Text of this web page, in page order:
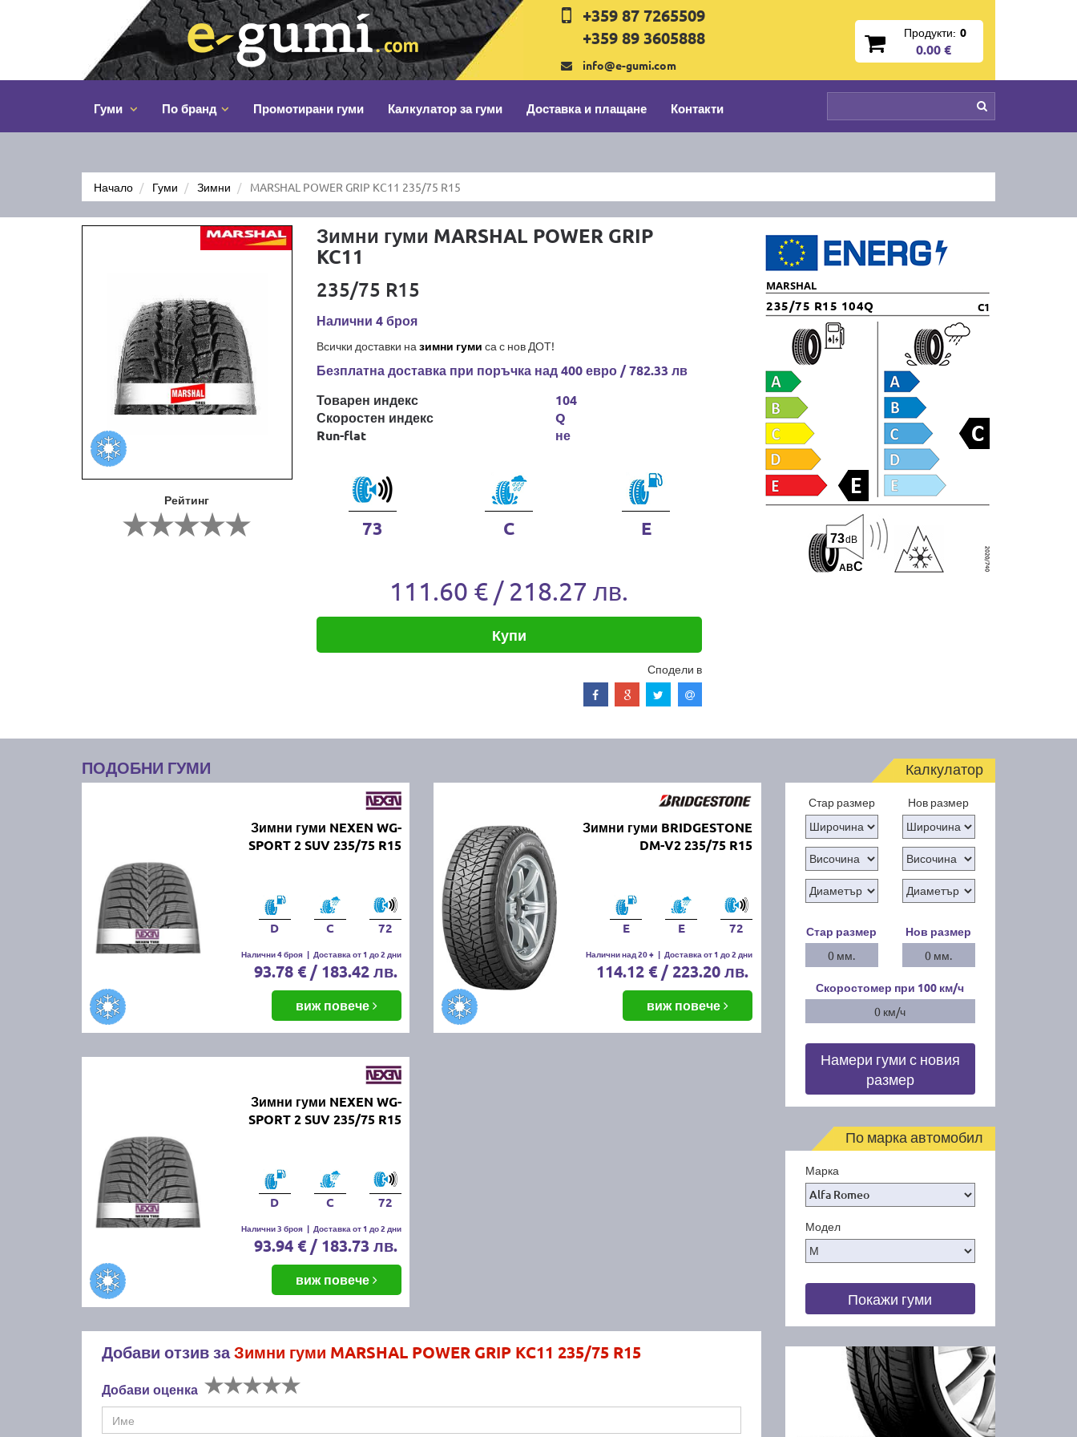
+359 87 7265509
+359 89 3605888
info@e-gumi.com
Продукти: 0
0.00 €
Гуми По бранд Промотирани гуми Калкулатор за гуми Доставка и плащане Контакти
Начало Гуми Зимни MARSHAL POWER GRIP KC11 235/75 R15
Рейтинг
Зимни гуми MARSHAL POWER GRIP
KC11
235/75 R15
Налични 4 броя
Всички доставки на зимни гуми са с нов ДОТ!
Безплатна доставка при поръчка над 400 евро / 782.33 лв
Товарен индекс
Скоростен индекс
Run-flat
104
Q
не
73 C E
111.60 € / 218.27 лв.
Купи
Сподели в
MARSHAL
235/75 R15 104Q C1
A BC
73dB
ПОДОБНИ ГУМИ
Зимни гуми NEXEN WG-
SPORT 2 SUV 235/75 R15
D C 72
Налични 4 броя | Доставка от 1 до 2 дни
93.78 € / 183.42 лв.
виж повече
Зимни гуми BRIDGESTONE
DM-V2 235/75 R15
E E 72
Налични над 20 + | Доставка от 1 до 2 дни
114.12 € / 223.20 лв.
виж повече
Зимни гуми NEXEN WG-
SPORT 2 SUV 235/75 R15
D C 72
Налични 3 броя | Доставка от 1 до 2 дни
93.94 € / 183.73 лв.
виж повече
Добави отзив заЗимни гуми MARSHAL POWER GRIP KC11 235/75 R15
Добави оценка
Калкулатор
Стар размер Нов размер
Стар размер
0 мм.
Нов размер
0 мм.
Скоростомер при 100 км/ч
0 км/ч
Намери гуми с новия
размер
По марка автомобил
Марка
Модел
Покажи гуми